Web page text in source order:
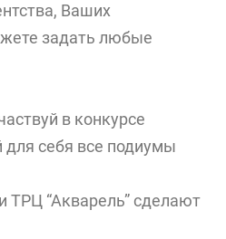
Ваших
задать любые
в конкурсе
для себя все подиумы
ТРЦ “Акварель” сделают